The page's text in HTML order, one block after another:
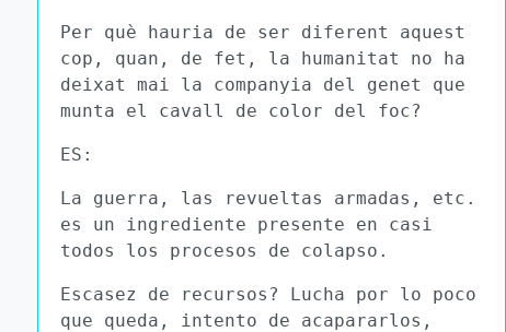
Per què hauria de ser diferent aquest
cop, quan, de fet, la humanitat no ha
deixat mai la companyia del genet que
munta el cavall de color del foc?
ES:
La guerra, las revueltas armadas, etc.
es un ingrediente presente en casi
todos los procesos de colapso.
Escasez de recursos? Lucha por lo poco
que queda, intento de acapararlos,